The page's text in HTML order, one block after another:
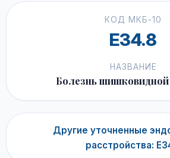
КОД МКБ-10
E34.8
НАЗВАНИЕ
Болезнь
Другие уточненные
расстройства: